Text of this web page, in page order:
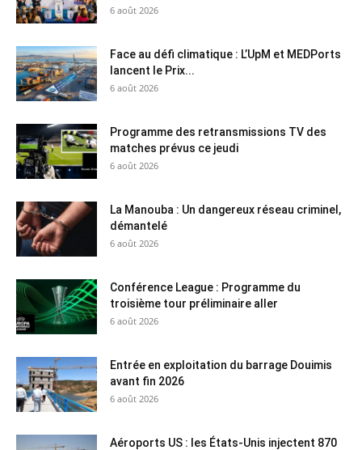
6 août 2026
Face au défi climatique : L’UpM et MEDPorts
lancent le Prix...
6 août 2026
Programme des retransmissions TV des
matches prévus ce jeudi
6 août 2026
La Manouba : Un dangereux réseau criminel,
démantelé
6 août 2026
Conférence League : Programme du
troisième tour préliminaire aller
6 août 2026
Entrée en exploitation du barrage Douimis
avant fin 2026
6 août 2026
Aéroports US : les États-Unis injectent 870